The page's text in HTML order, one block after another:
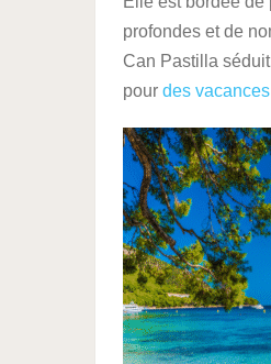
profondes et de
Can Pastilla
pour des